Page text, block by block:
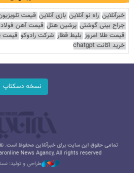
خبرآنلاین راه نو آنلاین بازی آنلاین قیمت
جراح بینی گوشتی پرشین هتل قیمت آهن فولاد
قیمت طلا امروز بلیط قطار شرکت رادوکو قیمت
خرید اکانت chatgpt
نسخه دسکتاپ
تمامی حقوق این سایت برای خبرآنلاین محفوظ است.
News Agancy, All rights reserved
طراحی و تولید: